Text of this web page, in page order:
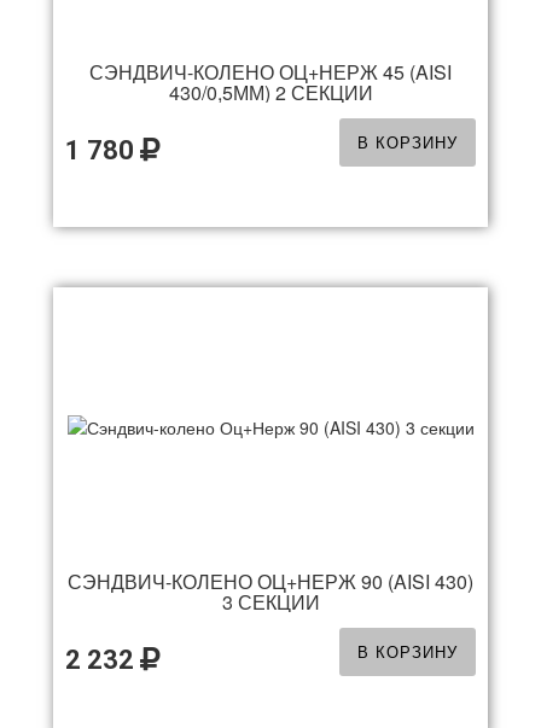
СЭНДВИЧ-КОЛЕНО ОЦ+НЕРЖ 45 (AISI
430/0,5ММ) 2 СЕКЦИИ
1 780 В КОРЗИНУ
СЭНДВИЧ-КОЛЕНО ОЦ+НЕРЖ 90 (AISI 430)
3 СЕКЦИИ
2 232 В КОРЗИНУ